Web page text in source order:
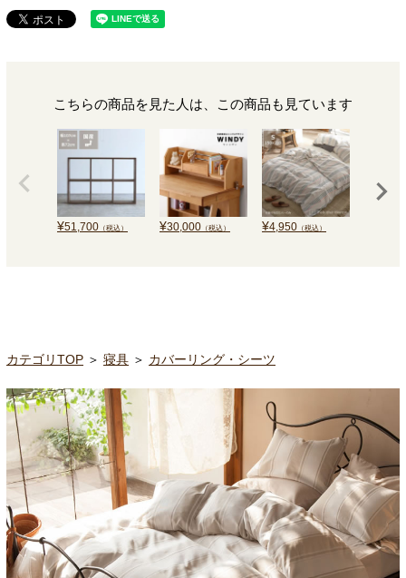
こちらの商品を見た人は、この商品も見ています
¥51,700 （税込） ¥30,000 （税込） ¥4,950 （税込）
カテゴリTOP ＞ 寝具 ＞ カバーリング・シーツ